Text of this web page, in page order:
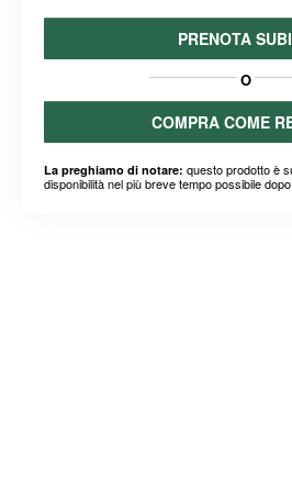
PRENOTA
O
COMPRA COME
La preghiamo di notare: questo prodotto è
disponibilità nel più breve tempo possibile